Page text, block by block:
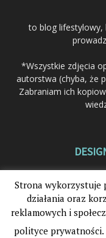
to blog lifestylowy,
*Wszystkie zdjęcia
autorstwa (chyba, że
Zabraniam ich
© 2012-2025. Design
Strona wykorzystuje
działania oraz
reklamowych i
polityce prywatności.